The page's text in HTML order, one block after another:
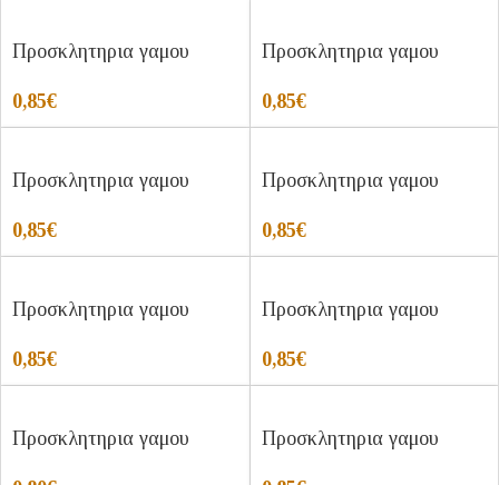
Προσκλητηρια γαμου
0,85€
Προσκλητηρια γαμου
0,85€
Προσκλητηρια γαμου
0,85€
Προσκλητηρια γαμου
0,85€
Προσκλητηρια γαμου
0,85€
Προσκλητηρια γαμου
0,85€
Προσκλητηρια γαμου Προσκλητηρια γαμου